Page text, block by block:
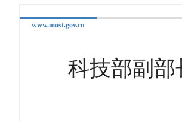
www.most.gov.cn
科技部副部